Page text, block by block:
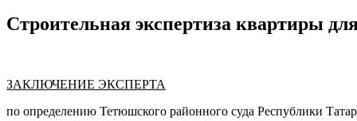
Строительная экспертиза квартиры
ЗАКЛЮЧЕНИЕ ЭКСПЕРТА
по определению Тетюшского районного суда Республики